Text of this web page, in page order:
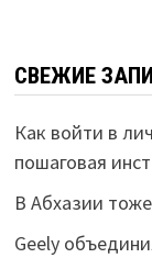
СВЕЖИЕ
Как войти в
пошаговая
В Абхазии
Geely